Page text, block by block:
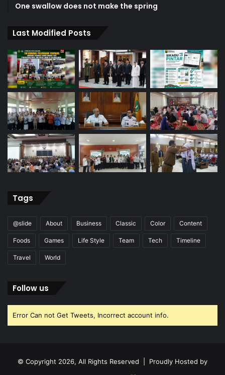
One swallow does not make the spring
Last Modified Posts
Tags
@slide About Business Classic Color Content
Foods Games Life Style Team Tech Timeline
Travel World
Follow us
Error Can not Get Tweets, Incorrect account info.
© Copyright 2026, All Rights Reserved | Proudly Hosted by